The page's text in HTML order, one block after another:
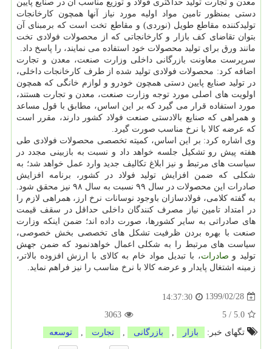
معدن و تجارت تولید حداکثری فولاد و توزیع مناسب آن در صنایع پایین
دستی بمنظور تامین مواد اولیه مورد نیاز آنها همچون کارخانجات
تولیدکننده مقاطع طویل (نوردی) و مقاطع تخت است که برمبنای آن
بتوان تقاضای کف بازار و کارخانجاتی که از محصولات فولادی تخت
مانند ورق برای تولید محصولات خود استفاده می نمایند، را پاسخ داد.
سرپرست معاونت بازرگانی داخلی وزارت صنعت، معدن و تجارت
اضافه کرد: محصولات فولادی تولید شده از طرف کارخانجات داخلی،
در تولید صنایع پایین دستی همچون خودرو و لوازم خانگی که همچون
اولویت های اصلی مورد توجه وزارت صنعت، معدن و تجارت هستند،
مورد استفاده قرار می گیرد که بر این اساس، مطابق با قول مساعد
و همراهی که صنایع بالادستی صنعت فولاد کشور دارند، مقرر است
که عرضه کالا با نرخ مناسب صورت گیرد.
وی اشاره کرد: بر این اساس، کمیته تخصصی محصولات فولادی طی
هفته پیش رو تشکیل جلسه خواهد داد و نسبت به بازبینی مجدد در
سیاست های مرتبط و نیز ابلاغ تکالیف جدید وارد عمل خواهد شد؛ به
شکلی که ضمن افزایش تولید فولاد در کشور، برنامه افزایش
صادرات این محصولات در سال ۹۹ نسبت به سال ۹۸ نیز محقق شود.
به گفته کلامی، فولادسازان باوجود نوسانات نرخ ارز، همراهی لازم را
در امتداد تامین نیاز مصرف کنندگان داخلی حداقل در سقف قیمت
های صادراتی به سایر کشورها، صورت داده اند؛ ضمن اینکه وزارت
صنعت با بهره بردن ظرفیت تشکل های تخصصی بخش خصوصی،
سیاست های مرتبط را به شکلی اعمال خواهدنمود که ضمن جهش
تولید و صادرات، با تبدیل مواد خام به کالای با ارزش افزوده بالاتر،
زمینه اشتغال پایدار و عرضه کالا با نرخ مناسب را نیز فراهم نماید.
1399/02/28
14:37:30
5.0
/
5
3063
تگهای خبر:
بازار بازرگانی تجارت توسعه